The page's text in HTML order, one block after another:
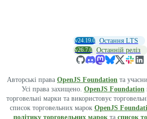
v24.19.0 Остання LTS
v26.7.0 Останній реліз
Авторські права OpenJS Foundation та
Усі права захищено. OpenJS Foundation
торговельні марки та використовує
список торговельних марок OpenJS
політику торговельних марок та список